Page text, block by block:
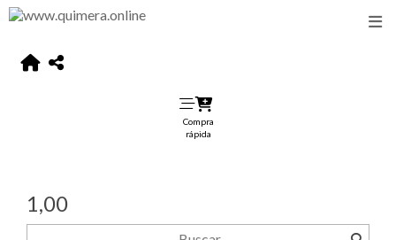
Compra
rápida
1,00